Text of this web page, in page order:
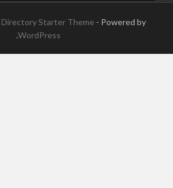
Directory Starter Theme - Powered by
WordPress
.